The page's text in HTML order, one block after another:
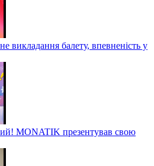
викладання балету, впевненість у
MONATIK презентував свою